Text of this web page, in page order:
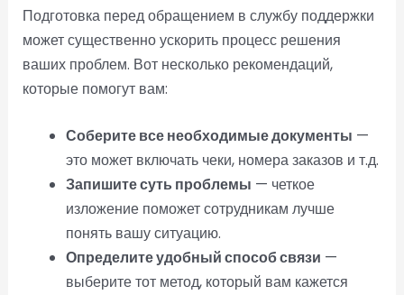
Подготовка перед обращением в службу поддержки
может существенно ускорить процесс решения
ваших проблем. Вот несколько рекомендаций,
которые помогут вам:
Соберите все необходимые документы —
это может включать чеки, номера заказов и т.д.
Запишите суть проблемы — четкое
изложение поможет сотрудникам лучше
понять вашу ситуацию.
Определите удобный способ связи —
выберите тот метод, который вам кажется